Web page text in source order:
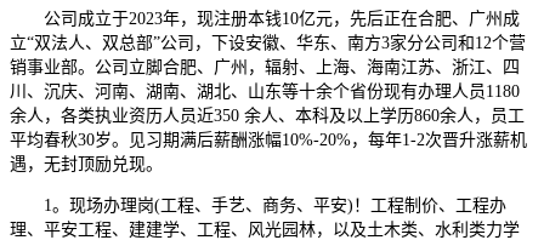
公司成立于2023年，现注册本钱10亿元，先后正在合肥、广州成
立“双法人、双总部”公司，下设安徽、华东、南方3家分公司和12个营
销事业部。公司立脚合肥、广州，辐射、上海、海南江苏、浙江、四
川、沉庆、河南、湖南、湖北、山东等十余个省份现有办理人员1180
余人，各类执业资历人员近350 余人、本科及以上学历860余人，员工
平均春秋30岁。见习期满后薪酬涨幅10%-20%，每年1-2次晋升涨薪机
遇，无封顶励兑现。
1。现场办理岗(工程、手艺、商务、平安)！工程制价、工程办
理、平安工程、建建学、工程、风光园林，以及土木类、水利类力学